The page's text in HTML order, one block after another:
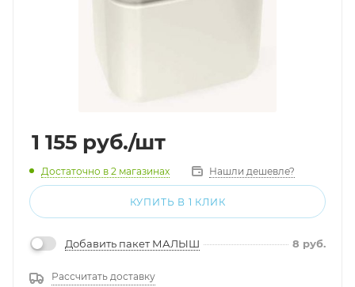
1 155 руб./шт
Достаточно в 2 магазинах Нашли дешевле?
КУПИТЬ В 1 КЛИК
Добавить пакет МАЛЫШ 8 руб.
Рассчитать доставку